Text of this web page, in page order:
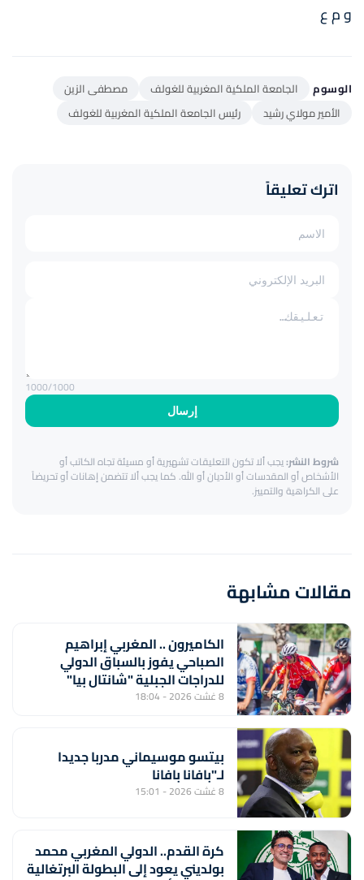
و م ع
الوسوم الجامعة الملكية المغربية للغولف
مصطفى الزين
الأمير مولاي رشيد
رئيس الجامعة الملكية المغربية للغولف
اترك تعليقاً
إرسال
1000/1000
شروط النشر:يجب ألا تكون التعليقات تشهيرية أو مسيئة تجاه الكاتب أو
الأشخاص أو المقدسات أو الأديان أو الله. كما يجب ألا تتضمن إهانات أو تحريضاً
على الكراهية والتمييز.
مقالات مشابهة
الكاميرون .. المغربي إبراهيم
الصباحي يفوز بالسباق الدولي
للدراجات الجبلية "شانتال بيا"
8 غشت 2026 - 18:04
بيتسو موسيماني مدربا جديدا
لـ"بافانا بافانا
8 غشت 2026 - 15:01
كرة القدم.. الدولي المغربي محمد
بولديني يعود إلى البطولة البرتغالية